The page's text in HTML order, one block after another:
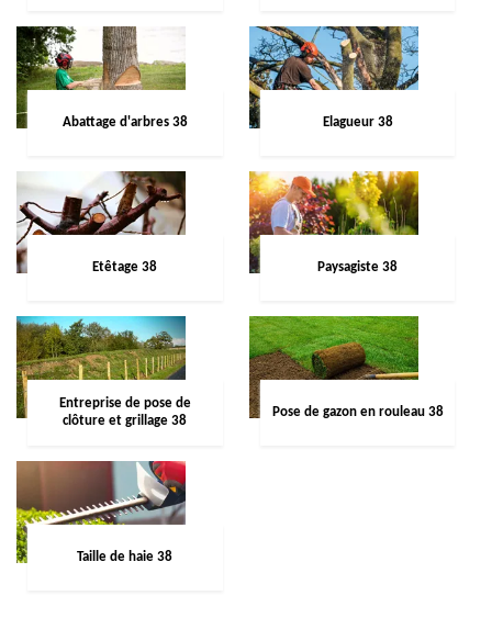
Abattage d'arbres 38 Elagueur 38
Etêtage 38 Paysagiste 38
Entreprise de pose de
clôture et grillage 38
Pose de gazon en rouleau 38
Taille de haie 38